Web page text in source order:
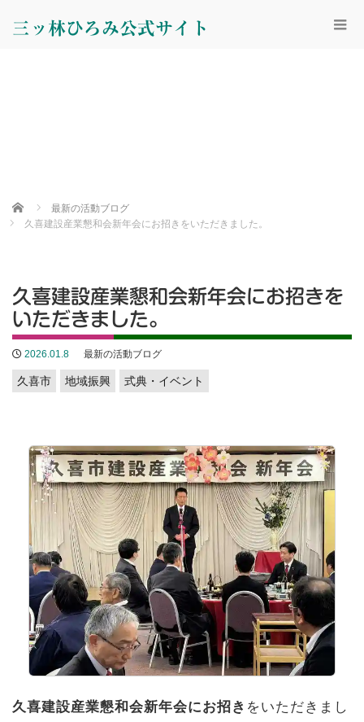
三ッ林ひろみ公式サイト
Home
最新の活動ブログ
久喜建設産業懇和会新年会にお招きをいただきました。
久喜建設産業懇和会新年会にお招きを
いただきました。
2026.01.8 最新の活動ブログ
久喜市 地域振興 式典・イベント
久喜建設産業懇和会新年会にお招き をいただきまし